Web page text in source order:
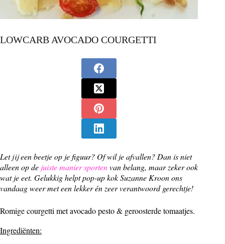
LOWCARB AVOCADO COURGETTI
Let jij een beetje op je figuur? Of wil je afvallen? Dan is niet
alleen op de juiste manier sportenvan belang, maar zeker ook
wat je eet. Gelukkig helpt pop-up kok Suzanne Kroon ons
vandaag weer met een lekker én zeer verantwoord gerechtje!
Romige courgetti met avocado pesto & geroosterde tomaatjes.
Ingrediënten: